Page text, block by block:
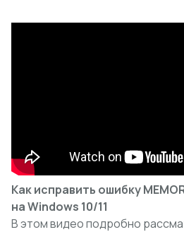
Как исправить ошибку
на Windows 10/11
В этом видео подробно